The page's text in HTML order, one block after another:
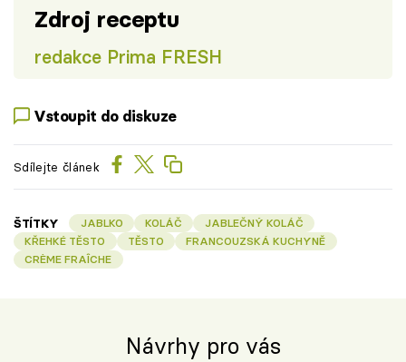
Zdroj receptu
redakce Prima FRESH
Vstoupit do diskuze
Sdílejte článek
ŠTÍTKY JABLKO KOLÁČ
JABLEČNÝ KOLÁČ
KŘEHKÉ TĚSTO
TĚSTO
FRANCOUZSKÁ KUCHYNĚ
CRÈME FRAÎCHE
Návrhy pro vás